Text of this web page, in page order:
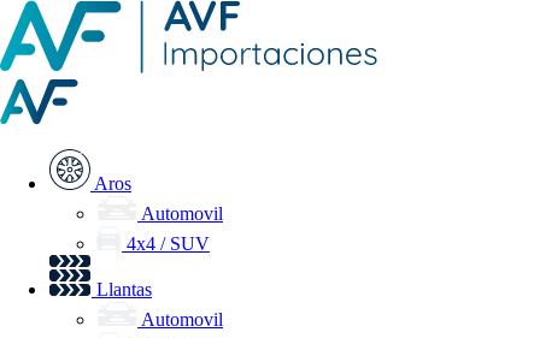
Aros
Automovil
4x4 / SUV
Llantas
Automovil